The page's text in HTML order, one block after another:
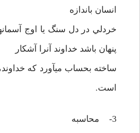
انسان باندازه
خردلي در دل سنگ يا اوج
پنهان باشد خداوند آنرا آشکار
ساخته بحساب ميآورد که
است.
3- محاسبه